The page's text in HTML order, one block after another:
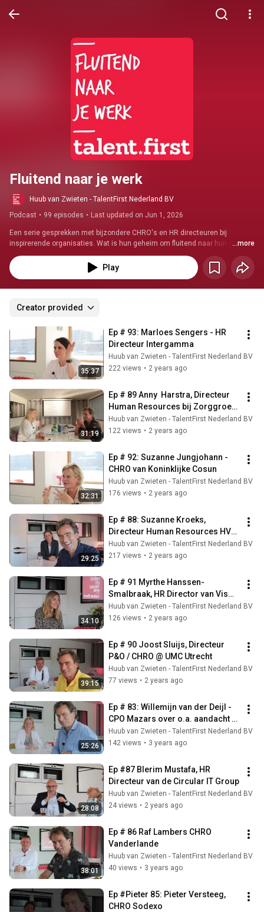
Fluitend naar je werk
Huub van Zwieten - TalentFirst Nederland BV
Podcast • 99 episodes • Last updated on Jun 1, 2026
Een serie gesprekken met bijzondere CHRO's en HR directeuren bij
inspirerende organisaties. Wat is hun geheim om fluitend naar hun werk te
gaan en hoe leren ze dat aan anderen? Wat zijn hun actuele uitdagingen
en hoe pakken ze dat in de praktijk aan? Luister mee en leer!
...more
Play
Creator provided
35:37
Ep # 93: Marloes Sengers - HR
Directeur Intergamma
Huub van Zwieten - TalentFirst Nederland BV
222 views • 2 years ago
31:19
Ep # 89 Anny  Harstra, Directeur
Human Resources bij Zorggroep
Alliade
Huub van Zwieten - TalentFirst Nederland BV
122 views • 2 years ago
32:31
Ep # 92: Suzanne Jungjohann -
CHRO van Koninklijke Cosun
Huub van Zwieten - TalentFirst Nederland BV
176 views • 2 years ago
29:25
Ep # 88: Suzanne Kroeks,
Directeur Human Resources HVO-
Querido
Huub van Zwieten - TalentFirst Nederland BV
217 views • 2 years ago
34:10
Ep # 91 Myrthe Hanssen-
Smalbraak, HR Director van Visma
| Raet
Huub van Zwieten - TalentFirst Nederland BV
126 views • 2 years ago
39:15
Ep # 90 Joost Sluijs, Directeur
P&O / CHRO @ UMC Utrecht
Huub van Zwieten - TalentFirst Nederland BV
77 views • 2 years ago
25:26
Ep # 83: Willemijn van der Deijl -
CPO Mazars over o.a. aandacht
als currency
Huub van Zwieten - TalentFirst Nederland BV
142 views • 3 years ago
28:08
Ep #87 Blerim Mustafa, HR
Directeur van de Circular IT Group
Huub van Zwieten - TalentFirst Nederland BV
24 views • 2 years ago
38:01
Ep # 86 Raf Lambers CHRO
Vanderlande
Huub van Zwieten - TalentFirst Nederland BV
40 views • 3 years ago
Ep #Pieter 85: Pieter Versteeg,
CHRO Sodexo